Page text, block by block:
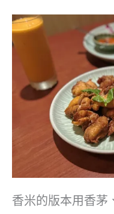
香米的版本用香茅